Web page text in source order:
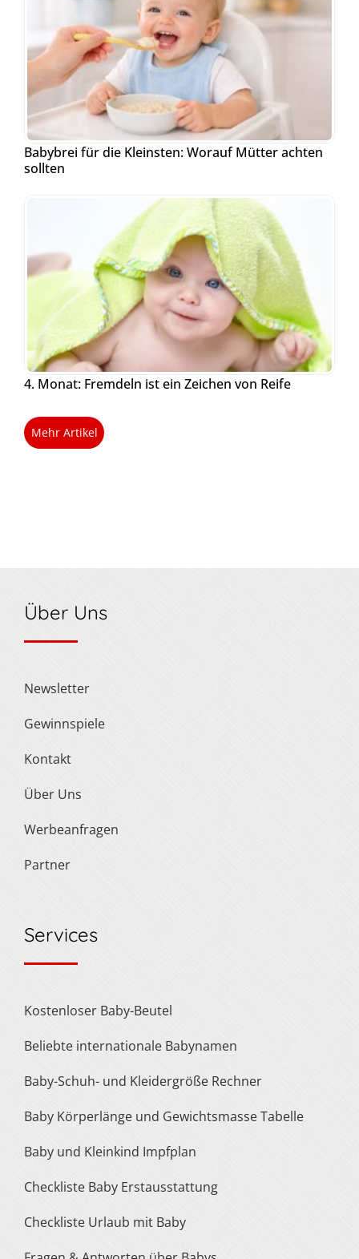
Babybrei für die Kleinsten: Worauf Mütter achten
sollten
4. Monat: Fremdeln ist ein Zeichen von Reife
Mehr Artikel
Über Uns
Newsletter
Gewinnspiele
Kontakt
Über Uns
Werbeanfragen
Partner
Services
Kostenloser Baby-Beutel
Beliebte internationale Babynamen
Baby-Schuh- und Kleidergröße Rechner
Baby Körperlänge und Gewichtsmasse Tabelle
Baby und Kleinkind Impfplan
Checkliste Baby Erstausstattung
Checkliste Urlaub mit Baby